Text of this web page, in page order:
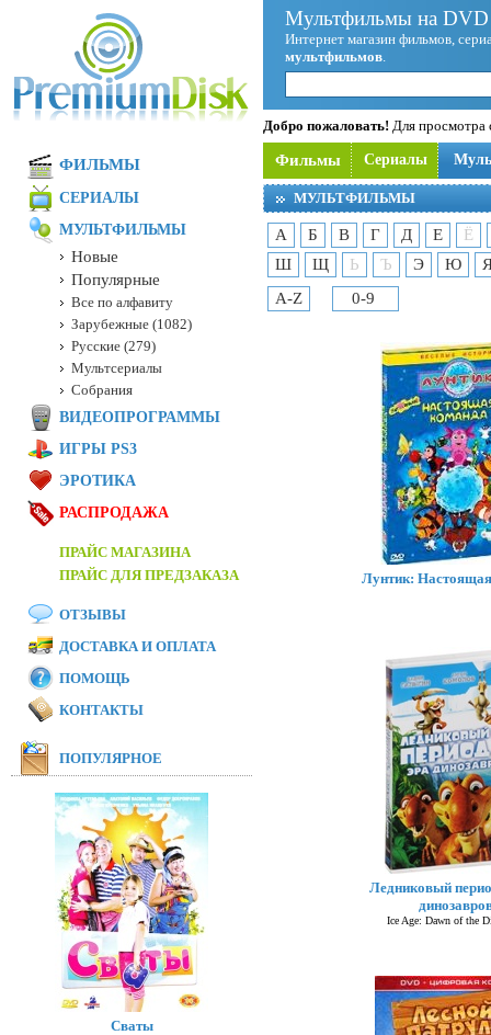
Мультфильмы на
Интернет магазин фильмов,
мультфильмов.
Добро пожаловать! Для просмотра
Фильмы Сериалы
МУЛЬТФИЛЬМЫ
А Б В Г Д Е
Ё
Ш
Щ Ь Ъ Э Ю
A-Z
0-9
Лунтик:
Ледниковый
Ice Age: Dawn of the
ФИЛЬМЫ
СЕРИАЛЫ
МУЛЬТФИЛЬМЫ
Новые
Популярные
Все по алфавиту
Зарубежные (1082)
Русские (279)
Мультсериалы
Собрания
ВИДЕОПРОГРАММЫ
ИГРЫ PS3
ЭРОТИКА
РАСПРОДАЖА
ПРАЙС МАГАЗИНА
ПРАЙС ДЛЯ ПРЕДЗАКАЗА
ОТЗЫВЫ
ДОСТАВКА И ОПЛАТА
ПОМОЩЬ
КОНТАКТЫ
ПОПУЛЯРНОЕ
Сваты